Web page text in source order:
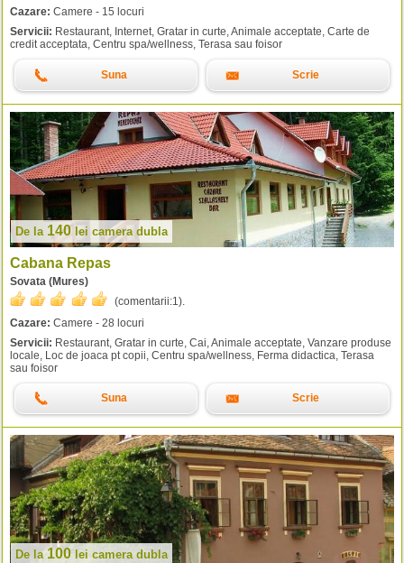
Cazare: Camere - 15 locuri
Servicii: Restaurant, Internet, Gratar in curte, Animale acceptate, Carte de
credit acceptata, Centru spa/wellness, Terasa sau foisor
Suna Scrie
De la 140lei camera dubla
Cabana Repas
Sovata (Mures)
(comentarii:1).
Cazare: Camere - 28 locuri
Servicii: Restaurant, Gratar in curte, Cai, Animale acceptate, Vanzare produse
locale, Loc de joaca pt copii, Centru spa/wellness, Ferma didactica, Terasa
sau foisor
Suna Scrie
De la 100 lei camera dubla